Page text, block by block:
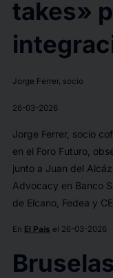
takes»
Jorge Ferrer, socio
26-03-2026
Jorge Ferrer, socio
en el Foro Futuro,
junto a Juan del
Advocacy en Banco
de Elcano, Fedea y
En El País el 26-03-2026